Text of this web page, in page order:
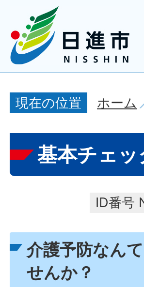
現在の位置 ホーム
基本チェ
ID番号
介護予防なん
せんか？